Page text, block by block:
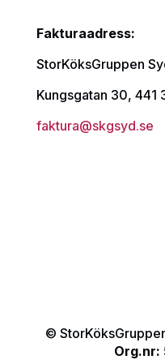
Fakturaadress:
StorKöksGruppen
Kungsgatan 30, 441
faktura@skgsyd.se
©
Org.nr: